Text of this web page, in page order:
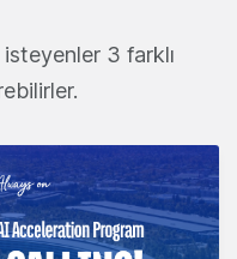
3 farklı